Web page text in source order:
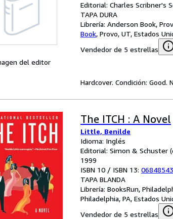
del editor
Editorial: Charles Scribner's
TAPA DURA
Librería: Anderson Book,
Book, Provo, UT, Estados
Vendedor de 5 estrellas
Hardcover. Condición: Good.
The ITCH : A Novel
Little, Benilde
Idioma: Inglés
Editorial: Simon & Schuster
1999
ISBN 10 / ISBN 13:
TAPA BLANDA
Librería: BooksRun,
Philadelphia, PA, Estados
Vendedor de 5 estrellas